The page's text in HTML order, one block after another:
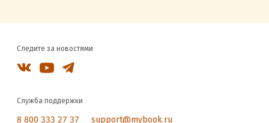
Следите за новостями
Служба поддержки
8 800 333 27 37 support@mybook.ru